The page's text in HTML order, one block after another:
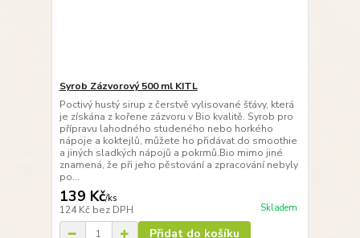
Syrob Zázvorový 500 ml KITL
Poctivý hustý sirup z čerstvě vylisované šťávy, která
je získána z kořene zázvoru v Bio kvalitě. Syrob pro
přípravu lahodného studeného nebo horkého
nápoje a koktejlů, můžete ho přidávat do smoothie
a jiných sladkých nápojů a pokrmů.Bio mimo jiné
znamená, že při jeho pěstování a zpracování nebyly
po...
139 Kč/ks
124 Kč bez DPH Skladem
Přidat do košíku